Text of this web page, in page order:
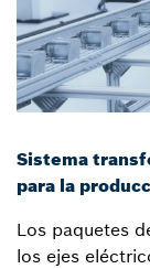
Sistema
para la
Los paquetes
los ejes